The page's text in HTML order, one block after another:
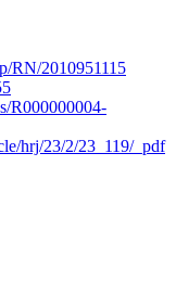
RN/2010951115
R000000004-
hrj/23/2/23_119/_pdf